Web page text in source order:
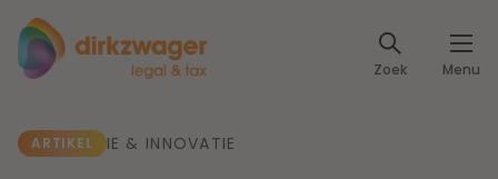
Zoek Menu
Expertises
ARTIKEL IE & INNOVATIE